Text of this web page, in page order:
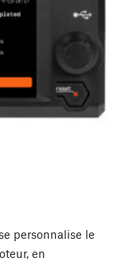
personnalise le
en